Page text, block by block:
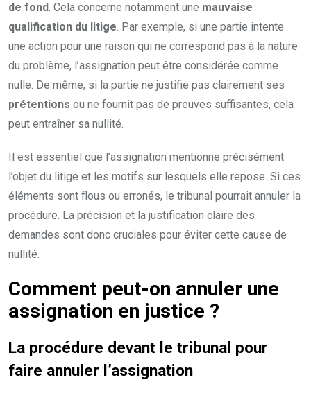
de fond. Cela concerne notamment une mauvaise
qualification du litige. Par exemple, si une partie intente
une action pour une raison qui ne correspond pas à la nature
du problème, l’assignation peut être considérée comme
nulle. De même, si la partie ne justifie pas clairement ses
prétentions ou ne fournit pas de preuves suffisantes, cela
peut entraîner sa nullité.
Il est essentiel que l’assignation mentionne précisément
l’objet du litige et les motifs sur lesquels elle repose. Si ces
éléments sont flous ou erronés, le tribunal pourrait annuler la
procédure. La précision et la justification claire des
demandes sont donc cruciales pour éviter cette cause de
nullité.
Comment peut-on annuler une
assignation en justice ?
La procédure devant le tribunal pour
faire annuler l’assignation